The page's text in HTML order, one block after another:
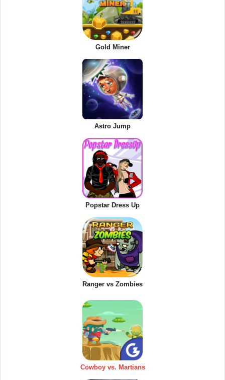
Gold Miner
Astro Jump
Popstar Dress Up
Ranger vs Zombies
Cowboy vs. Martians